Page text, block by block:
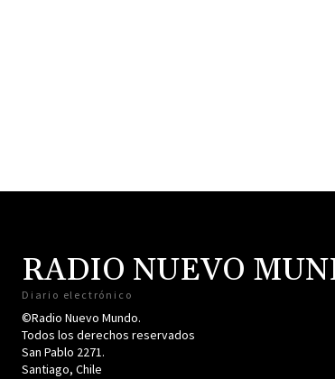
RADIO NUEVO
Diario electrónico
©Radio Nuevo Mundo.
Todos los derechos reservados
San Pablo 2271.
Santiago, Chile